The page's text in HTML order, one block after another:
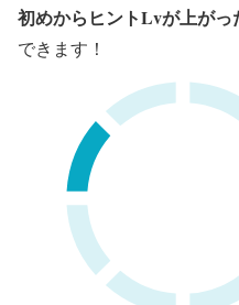
初めからヒントLvが上が
できます！